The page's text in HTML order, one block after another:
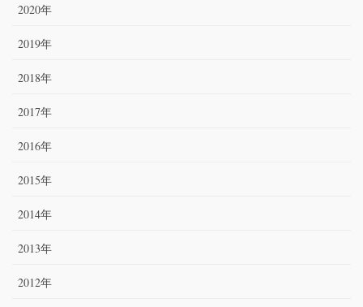
2020年
2019年
2018年
2017年
2016年
2015年
2014年
2013年
2012年